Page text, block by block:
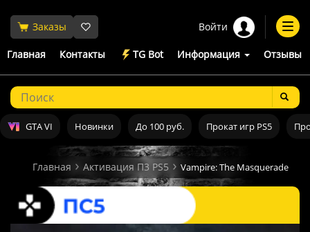
Заказы Войти
Главная Контакты TG Bot Информация Отзывы
GTA VI Новинки До 100 руб. Прокат игр PS5
Главная Активация П3 PS5 Vampire: The Masquerade-